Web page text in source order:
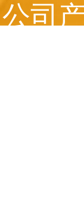
公司